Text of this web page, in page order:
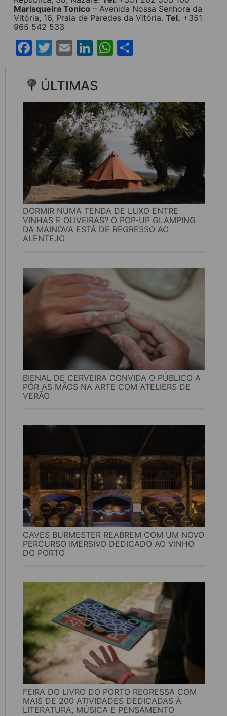
Marisqueira Tonico – Avenida Nossa Senhora da
Vitória, 16, Praia de Paredes da Vitória.Tel. +351
965 542 533
Facebook
Twitter
EmailLinkedIn
WhatsApp
ÚLTIMAS
DORMIR NUMA TENDA DE LUXO ENTRE
VINHAS E OLIVEIRAS? O POP-UP GLAMPING
DA MAINOVA ESTÁ DE REGRESSO AO
ALENTEJO
BIENAL DE CERVEIRA CONVIDA O PÚBLICO A
PÔR AS MÃOS NA ARTE COM ATELIERS DE
VERÃO
CAVES BURMESTER REABREM COM UM NOVO
PERCURSO IMERSIVO DEDICADO AO VINHO
DO PORTO
FEIRA DO LIVRO DO PORTO REGRESSA COM
MAIS DE 200 ATIVIDADES DEDICADAS À
LITERATURA, MÚSICA E PENSAMENTO